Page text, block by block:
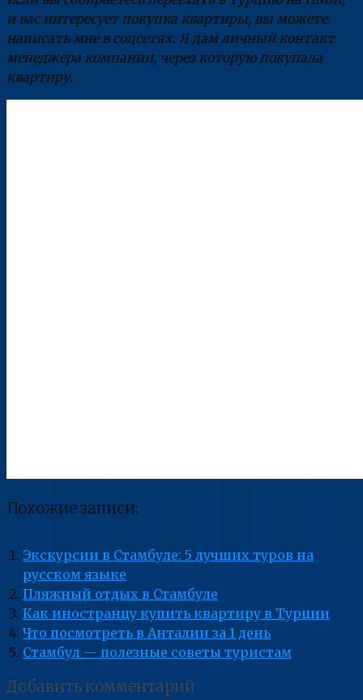
и вас интересует покупка квартиры, вы можете
написать мне в соцсетях. Я дам личный контакт
менеджера компании, через которую покупала
квартиру.
Похожие записи:
Экскурсии в Стамбуле: 5 лучших туров на
русском языке
Пляжный отдых в Стамбуле
Как иностранцу купить квартиру в Турции
Что посмотреть в Анталии за 1 день
Стамбул — полезные советы туристам
Добавить комментарий